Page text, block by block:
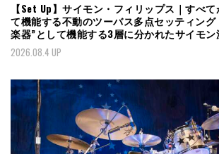
【Set Up】サイモン・フィリップス｜すべて
て機能する不動のツーバス多点セッティング
楽器”として機能する3層に分かれたサイモン
2026.08.4 UP